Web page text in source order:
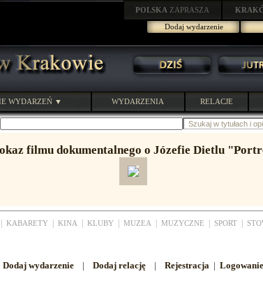
POLSKA ZAPRASZA
Dodaj wydarzenie
WYDARZEŃ ▼ WYDARZENIA RELACJE
filmu dokumentalnego o Józefie Dietlu
KABARETY KINA KLUBY MUZEA MUZYCZNE SPORT
Dodaj wydarzenie | Dodaj relację | Rejestracja | Logowanie